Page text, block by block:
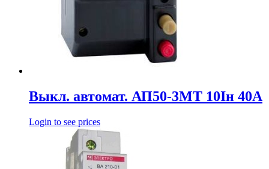
Выкл. автомат. АП50-3МТ 10Iн 40А
Login to see prices